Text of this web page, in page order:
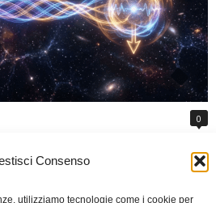
Consenso
utilizziamo tecnologie come i cookie per
0
mostrare correlazioni che sembrano ignorare
e i teoremi di Bell hanno escluso le
Nonostante ciò, l'entanglement non